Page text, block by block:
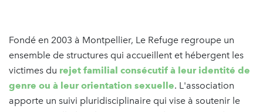
Fondé en 2003 à Montpellier, Le Refuge regroupe un
ensemble de structures qui accueillent et hébergent les
victimes du rejet familial consécutif à leur identité de
genre ou à leur orientation sexuelle. L'association
apporte un suivi pluridisciplinaire qui vise à soutenir le